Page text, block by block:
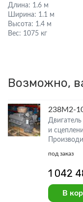
Длина: 1.6 м
Ширина: 1.1 м
Высота: 1.4 м
Вес: 1075 кг
Возможно,
238М2-
и
под заказ
1 042
В